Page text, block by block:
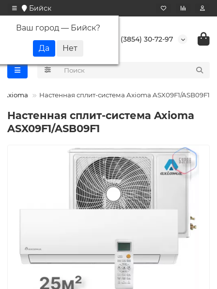
Бийск
Ваш город — Бийск?
+7 (3854) 30-72-97
Axioma Настенная сплит-система Axioma ASX09F1/ASB09F1
Настенная сплит-система Axioma
ASX09F1/ASB09F1